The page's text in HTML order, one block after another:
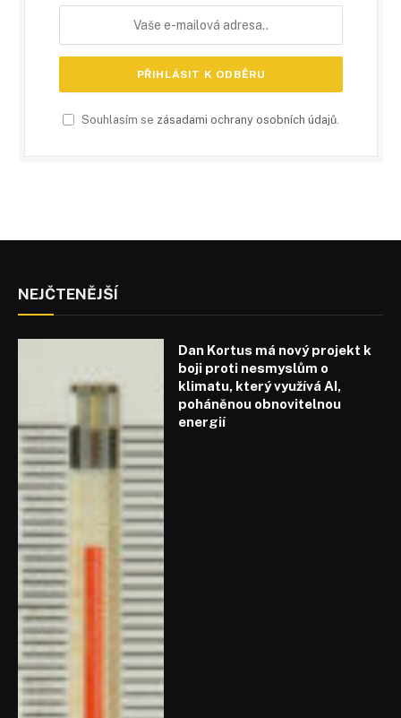
Souhlasím se zásadami ochrany osobních údajů.
NEJČTENĚJŠÍ
Dan Kortus má nový projekt k
boji proti nesmyslům o
klimatu, který využívá AI,
poháněnou obnovitelnou
energií